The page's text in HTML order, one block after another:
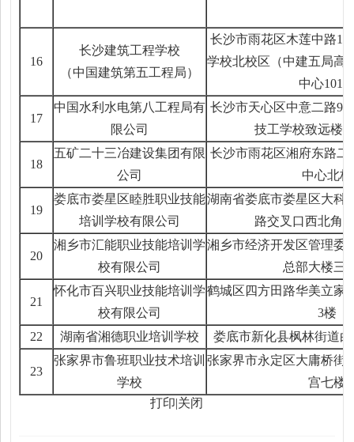
16
长沙建筑工程学校
（中国建筑第五工程局）
长沙市雨花区木莲中路
学校北校区（中建五局高
中心101
17
中国水利水电第八工程局有
限公司
长沙市天心区中意二路
技工学校致远楼
18
五矿二十三冶建设集团有限
公司
长沙市雨花区湘府东路二
中心北栋
19
娄底市娄星区睦胜职业技能
培训学校有限公司
湖南省娄底市娄星区大科
路交叉口西北角
20
湘乡市汇能职业技能培训学
校有限公司
湘乡市经济开发区管理委
总部大楼三
21
怀化市百兴职业技能培训学
校有限公司
鹤城区四方田路华美立家
3楼
22
湖南省湘德职业培训学校 娄底市新化县枫林街道
23
张家界市鲁班职业技术培训
学校
张家界市永定区大庸桥街
宫七楼
打印|关闭